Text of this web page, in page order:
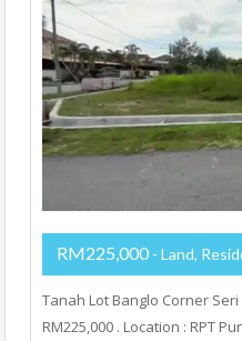
RM225,000 - Land,
Tanah Lot Banglo Corner
RM225,000 . Location : RPT